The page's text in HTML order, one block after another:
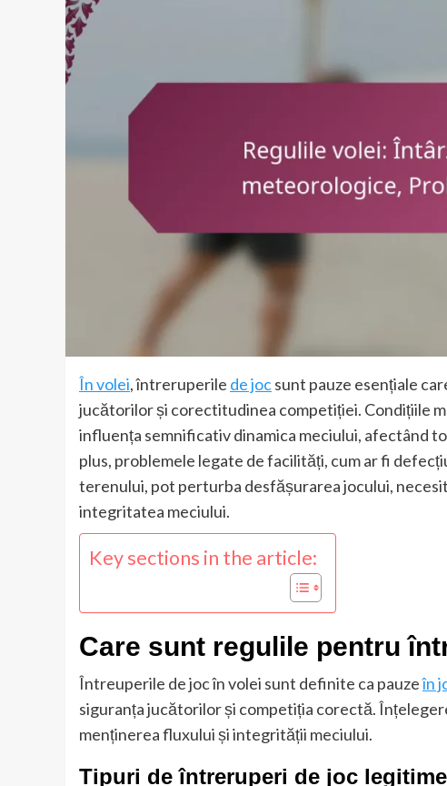
În volei, întreruperile de jocsunt pauze esențiale
jucătorilor și corectitudinea competiției. Condițiile
influența semnificativ dinamica meciului, afectând
plus, problemele legate de facilități, cum ar fi
terenului, pot perturba desfășurarea jocului,
integritatea meciului.
Key sections in the article:
Care sunt regulile pentru
Întreuperile de joc în volei sunt definite ca pauzeîn
siguranța jucătorilor și competiția corectă.
menținerea fluxului și integrității meciului.
Tipuri de întreruperi de joc legitime